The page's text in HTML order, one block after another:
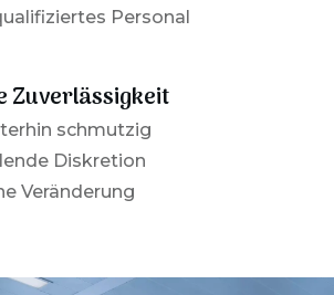
Personal
Zuverlässigkeit
schmutzig
Diskretion
Veränderung